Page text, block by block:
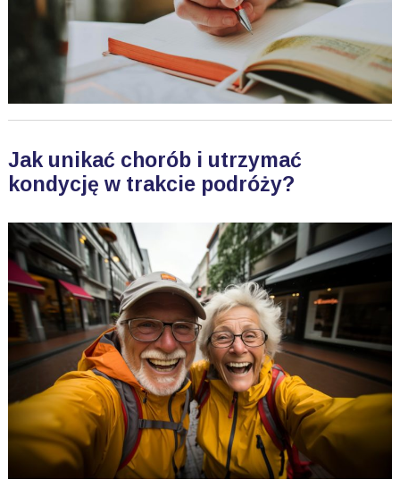
Jak unikać chorób i utrzymać
kondycję w trakcie podróży?